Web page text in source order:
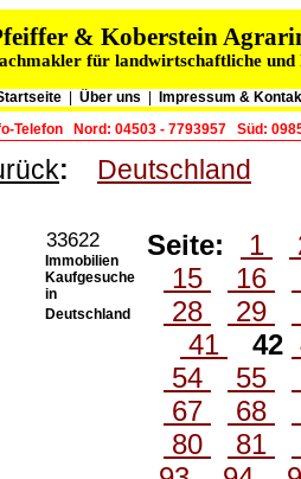
& Koberstein
für landwirtschaftliche und
Über uns
Impressum &
Telefon
Nord: 04503 - 7793957 Süd:
: Deutschland
33622
Immobilien
Kaufgesuche
in
Deutschland
Seite: 1
15
16
28
29
41
42
54
55
67
68
80
81